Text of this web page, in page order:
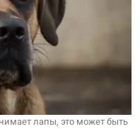
лапы, это может быть